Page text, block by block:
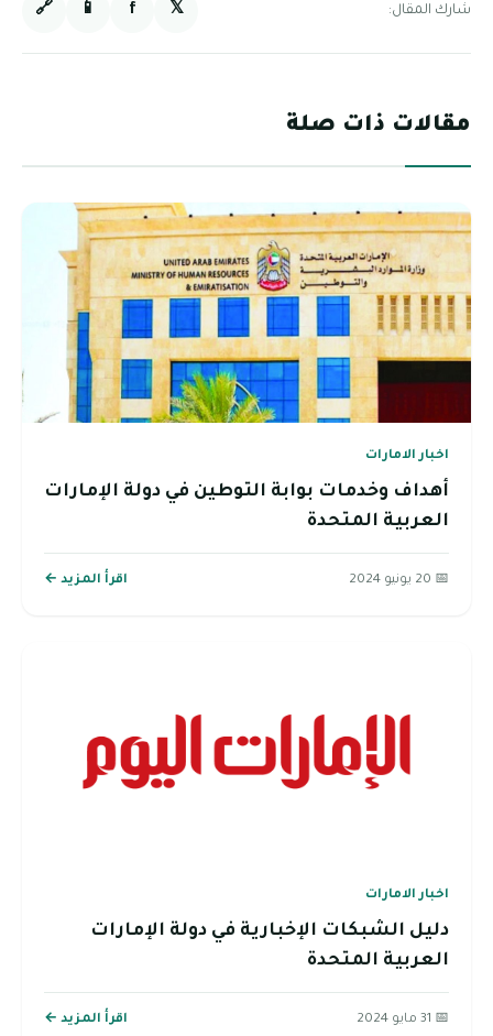
شارك المقال: 𝕏
f
📱
🔗
مقالات ذات صلة
اخبار الامارات
أهداف وخدمات بوابة التوطين في دولة الإمارات
العربية المتحدة
📅 20 يونيو 2024 اقرأ المزيد ←
اخبار الامارات
دليل الشبكات الإخبارية في دولة الإمارات
العربية المتحدة
📅 31 مايو 2024 اقرأ المزيد ←